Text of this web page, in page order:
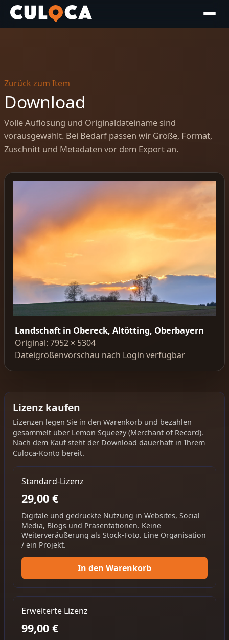
Zurück zum Item
Download
Volle Auflösung und Originaldateiname sind
vorausgewählt. Bei Bedarf passen wir Größe, Format,
Zuschnitt und Metadaten vor dem Export an.
Landschaft in Obereck, Altötting, Oberbayern
Original: 7952 × 5304
Dateigrößenvorschau nach Login verfügbar
Lizenz kaufen
Lizenzen legen Sie in den Warenkorb und bezahlen
gesammelt über Lemon Squeezy (Merchant of Record).
Nach dem Kauf steht der Download dauerhaft in Ihrem
Culoca-Konto bereit.
Standard-Lizenz
29,00 €
Digitale und gedruckte Nutzung in Websites, Social
Media, Blogs und Präsentationen. Keine
Weiterveräußerung als Stock-Foto. Eine Organisation
/ ein Projekt.
In den Warenkorb
Erweiterte Lizenz
99,00 €